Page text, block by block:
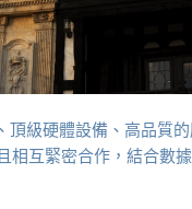
級硬體設備、高品質
互緊密合作，結合數